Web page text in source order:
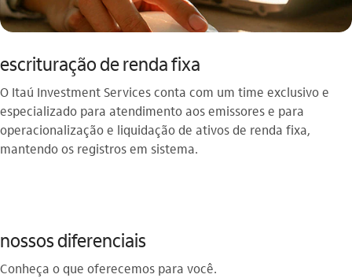
escrituração de renda fixa
O Itaú Investment Services conta com um time exclusivo e
especializado para atendimento aos emissores e para
operacionalização e liquidação de ativos de renda fixa,
mantendo os registros em sistema.
nossos diferenciais
Conheça o que oferecemos para você.